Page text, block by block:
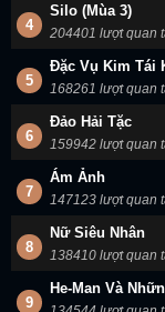
4
Silo (Mùa 3)
204401 lượt quan
5
Đặc Vụ Kim Tái
168261 lượt quan
6
Đảo Hải Tặc
159942 lượt quan
7
Ám Ảnh
147123 lượt quan
8
Nữ Siêu Nhân
138410 lượt quan
9
He-Man Và